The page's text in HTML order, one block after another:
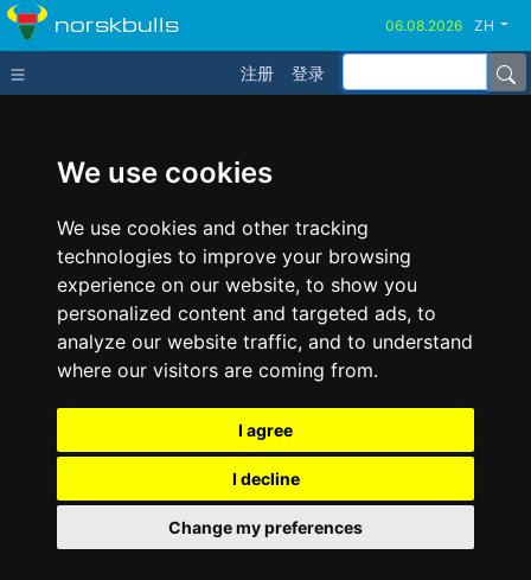
We use cookies
We use cookies and other tracking
technologies to improve your browsing
experience on our website, to show you
personalized content and targeted ads, to
analyze our website traffic, and to understand
where our visitors are coming from.
I agree
I decline
Change my preferences
norskbulls ZH
注册 登录